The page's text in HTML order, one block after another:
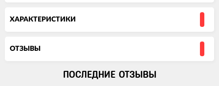
ХАРАКТЕРИСТИКИ
ОТЗЫВЫ
ПОСЛЕДНИЕ ОТЗЫВЫ